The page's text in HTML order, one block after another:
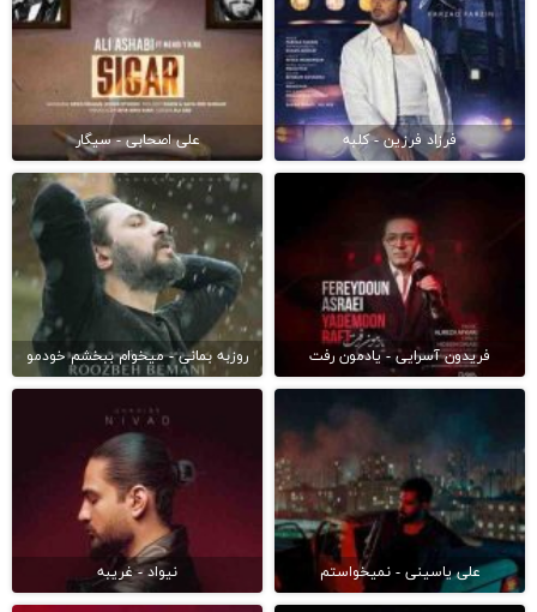
فرزاد فرزین - کلبه علی اصحابی - سیگار
فریدون آسرایی - یادمون رفت روزبه بمانی - میخوام ببخشم خودمو
علی یاسینی - نمیخواستم نیواد - غریبه